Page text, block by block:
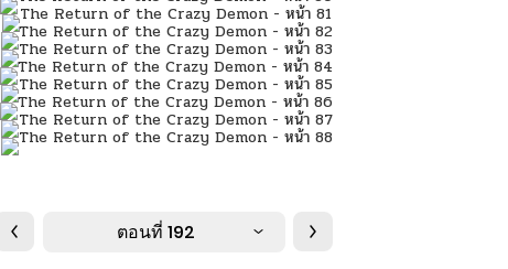
ตอนที่ 192